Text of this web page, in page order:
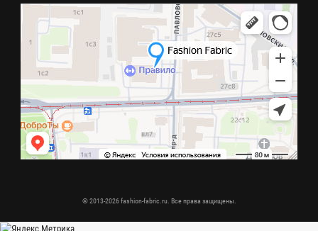
© 2013-2026 fashion-fabric.ru. Все права защищены.